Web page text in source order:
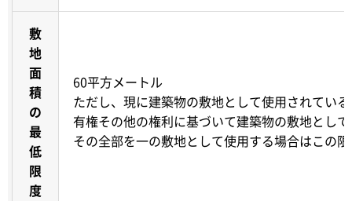
敷
地
面
積
の
最
低
限
度
60平方メートル
ただし、現に建築物の敷地として使用されてい
有権その他の権利に基づいて建築物の敷地とし
その全部を一の敷地として使用する場合はこの